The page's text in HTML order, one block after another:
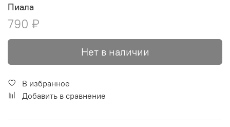
Пиала
790 ₽
Нет в наличии
В избранное
Добавить в сравнение